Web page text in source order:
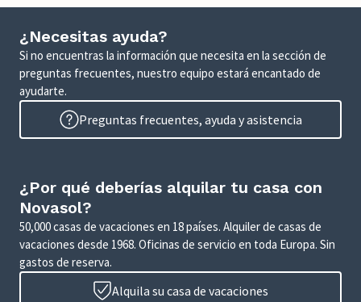
¿Necesitas ayuda?
Si no encuentras la información que necesita en la sección de
preguntas frecuentes, nuestro equipo estará encantado de
ayudarte.
Preguntas frecuentes, ayuda y asistencia
¿Por qué deberías alquilar tu casa con
Novasol?
50,000 casas de vacaciones en 18 países. Alquiler de casas de
vacaciones desde 1968. Oficinas de servicio en toda Europa. Sin
gastos de reserva.
Alquila su casa de vacaciones